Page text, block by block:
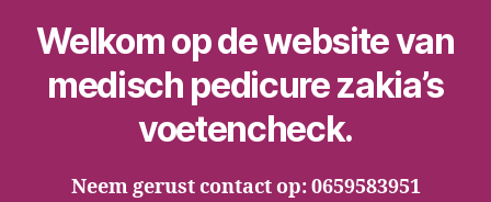
Welkom op de website van
medisch pedicure zakia’s
voetencheck.
Neem gerust contact op: 0659583951